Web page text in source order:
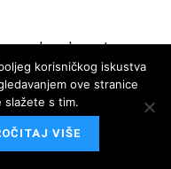
da pokrenete
odnosnoga
sljedećih razloga iz
vijeću:
načelima Kodeksa
korisničkog iskustva
ove stranice
slažete s tim.
VIŠE